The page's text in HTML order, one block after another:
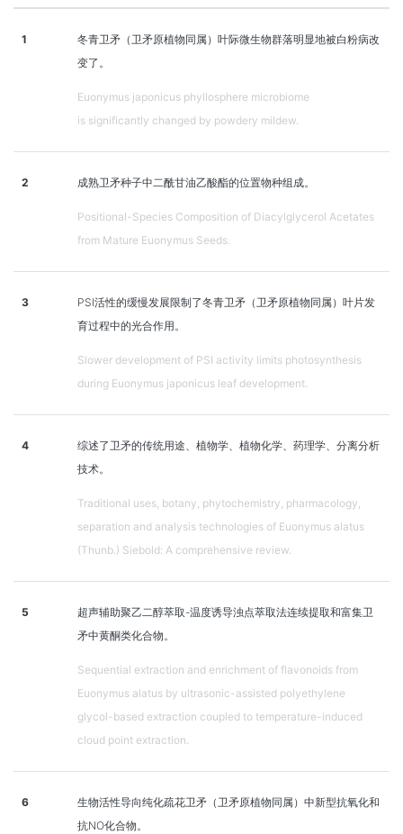
1
冬青卫矛（卫矛原植物同属）叶际微生物群落明显地被白粉病改
变了。
Euonymus japonicus phyllosphere microbiome
is significantly changed by powdery mildew.
2 成熟卫矛种子中二酰甘油乙酸酯的位置物种组成。
Positional-Species Composition of Diacylglycerol Acetates
from Mature Euonymus Seeds.
3
PSI活性的缓慢发展限制了冬青卫矛（卫矛原植物同属）叶片发
育过程中的光合作用。
Slower development of PSI activity limits photosynthesis
during Euonymus japonicus leaf development.
4
综述了卫矛的传统用途、植物学、植物化学、药理学、分离分析
技术。
Traditional uses, botany, phytochemistry, pharmacology,
separation and analysis technologies of Euonymus alatus
(Thunb.) Siebold: A comprehensive review.
5
超声辅助聚乙二醇萃取-温度诱导浊点萃取法连续提取和富集卫
矛中黄酮类化合物。
Sequential extraction and enrichment of flavonoids from
Euonymus alatus by ultrasonic-assisted polyethylene
glycol-based extraction coupled to temperature-induced
cloud point extraction.
6
生物活性导向纯化疏花卫矛（卫矛原植物同属）中新型抗氧化和
抗NO化合物。